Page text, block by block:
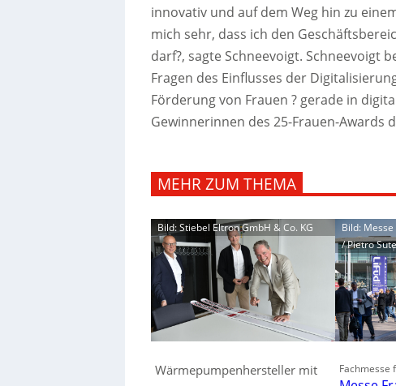
innovativ und auf dem Weg hin zu
mich sehr, dass ich den
darf?, sagte Schneevoigt. Schneevoigt
Fragen des Einflusses der
Förderung von Frauen ? gerade in
Gewinnerinnen des 25-Frauen-Awards
MEHR ZUM THEMA
Bild: Stiebel Eltron GmbH & Co. KG
Wärmepumpenhersteller mit
Bild:
/ Pietro
Fachmesse